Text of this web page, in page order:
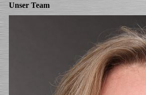
Unser Team